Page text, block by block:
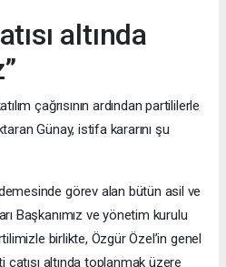
altında
çağrısının ardından partililerle
Günay, istifa kararını şu
görev alan bütün asil ve
Başkanımız ve yönetim kurulu
birlikte, Özgür Özel’in genel
çatısı altında toplanmak üzere